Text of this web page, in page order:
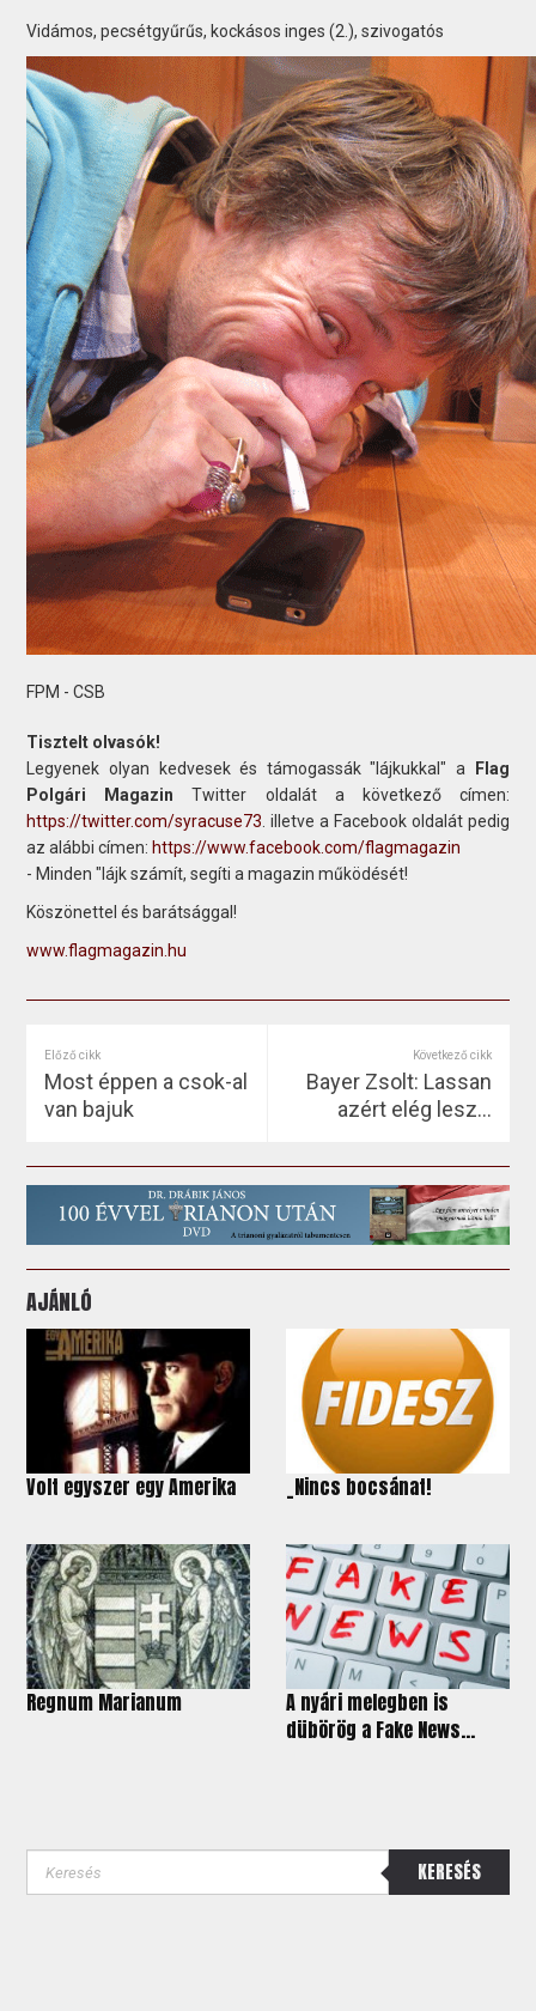
Vidámos, pecsétgyűrűs, kockásos inges (2.), szivogatós
FPM - CSB
Tisztelt olvasók!
Legyenek olyan kedvesek és támogassák "lájkukkal" a
Flag
Polgári Magazin Twitter oldalát a következő címen:
https://twitter.com/syracuse73 . illetve a Facebook oldalát pedig
az alábbi címen: https://www.facebook.com/flagmagazin
- Minden "lájk számít, segíti a magazin működését!
Köszönettel és barátsággal!
www.flagmagazin.hu
Előző cikk
Most éppen a csok-al
van bajuk
Következő cikk
Bayer Zsolt: Lassan
azért elég lesz…
AJÁNLÓ
Volt egyszer egy Amerika _Nincs bocsánat!
Regnum Marianum
A nyári melegben is
dübörög a Fake News...
KERESÉS